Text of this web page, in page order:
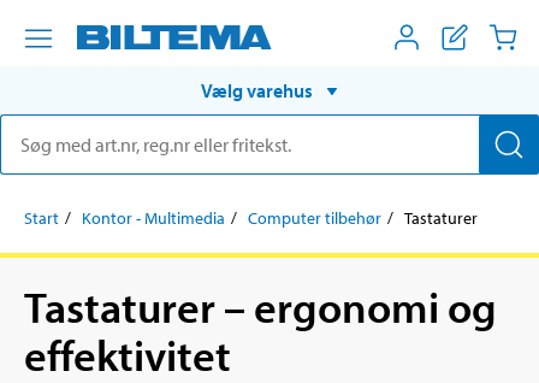
Vælg varehus
Start Kontor - Multimedia Computer tilbehør Tastaturer
Tastaturer – ergonomi og
effektivitet